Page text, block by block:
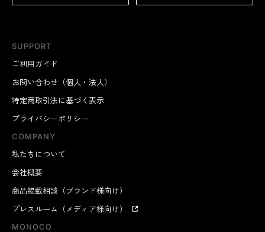
SUPPORT
ご利用ガイド
お問い合わせ（個人・法人）
特定商取引法に基づく表示
プライバシーポリシー
COMPANY
私たちについて
会社概要
商品掲載相談（ブランド様向け）
プレスルーム（メディア様向け）
MONOCO